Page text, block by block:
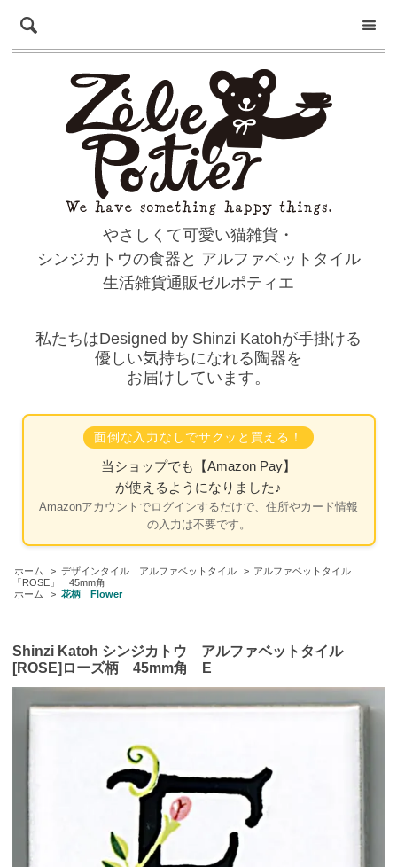
やさしくて可愛い猫雑貨・
シンジカトウの食器と アルファベットタイル
生活雑貨通販ゼルポティエ
私たちはDesigned by Shinzi Katohが手掛ける
優しい気持ちになれる陶器を
お届けしています。
面倒な入力なしでサクッと買える！
当ショップでも
【Amazon Pay】
が使えるようになりました♪
Amazonアカウントでログインするだけで、住所やカード情報
の入力は不要です。
ホーム > デザインタイル アルファベットタイル > アルファベットタイル
「ROSE」 45mm角
ホーム
> 花柄 Flower
Shinzi Katoh シンジカトウ アルファベットタイル
[ROSE]ローズ柄 45mm角 E